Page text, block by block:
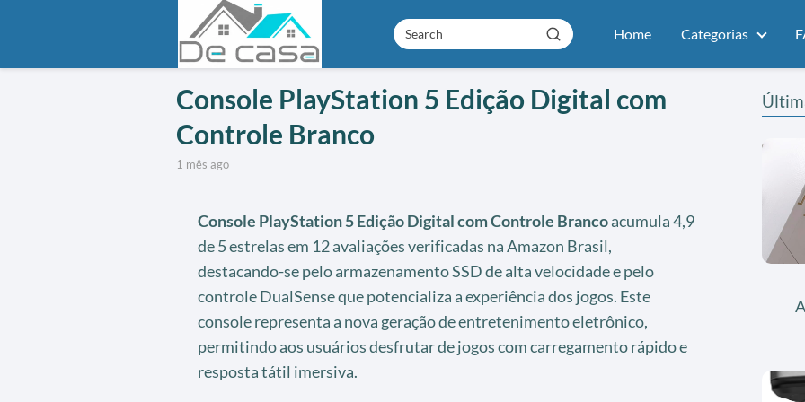
Home Categorias
Console PlayStation 5 Edição Digital com
Controle Branco
1 mês ago
Console PlayStation 5 Edição Digital com Controle Brancoacumula 4,9
de 5 estrelas em 12 avaliações verificadas na Amazon Brasil,
destacando-se pelo armazenamento SSD de alta velocidade e pelo
controle DualSense que potencializa a experiência dos jogos. Este
console representa a nova geração de entretenimento eletrônico,
permitindo aos usuários desfrutar de jogos com carregamento rápido e
resposta tátil imersiva.